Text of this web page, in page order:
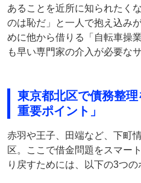
あることを近所に知られたく
のは恥だ」と一人で抱え込み
めに他から借りる「自転車操
も早い専門家の介入が必要な
東京都北区で債務整
重要ポイント」
赤羽や王子、田端など、下町
区。ここで借金問題をスマー
り戻すためには、以下の3つの